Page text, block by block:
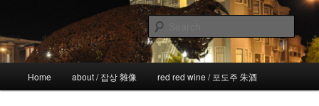
primary
content
secondary
content!wicked
the more I see the less I know
Home about / 잡상 雜像 red red wine / 포도주 朱酒